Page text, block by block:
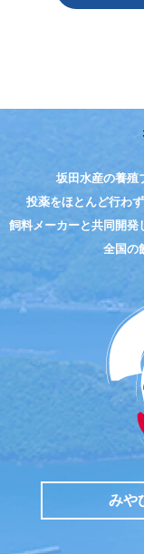
坂田水産の養殖
投薬をほとんど行わず
飼料メーカーと共同開発
全国の
みや